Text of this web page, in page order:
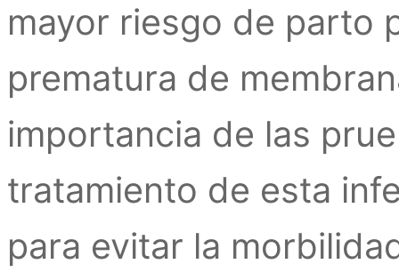
mayor riesgo de parto
prematura de
importancia de las
tratamiento de esta
para evitar la